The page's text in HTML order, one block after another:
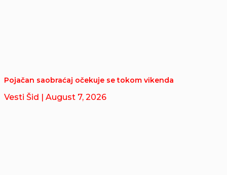
Pojačan saobraćaj očekuje se tokom vikenda
Vesti Šid | August 7, 2026